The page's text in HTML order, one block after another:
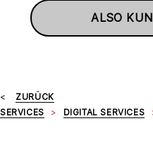
ALSO
ZURÜCK
SERVICES
DIGITAL SERVICES